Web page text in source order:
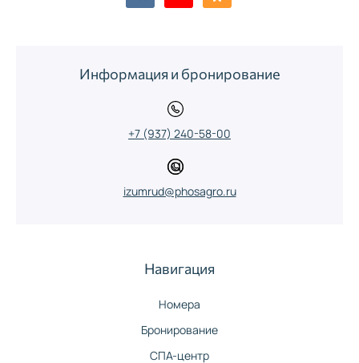
Информация и бронирование
+7 (937) 240-58-00
izumrud@phosagro.ru
Навигация
Номера
Бронирование
СПА-центр